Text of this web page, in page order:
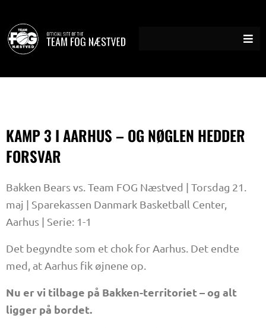
indholdet
KAMP 3 I AARHUS – OG NØGLEN HEDDER
FORSVAR
Bakken Bears vs. Team FOG Næstved | Torsdag 21.
maj | Sparekassen Danmark Basketball Center,
Aarhus | Serie: 1-1
Det begyndte som et chok for Aarhus. Det endte
med, at Aarhus fik øjnene op.
Nu er vi tilbage på Bakken-territoriet – og alt
ligger på bordet.